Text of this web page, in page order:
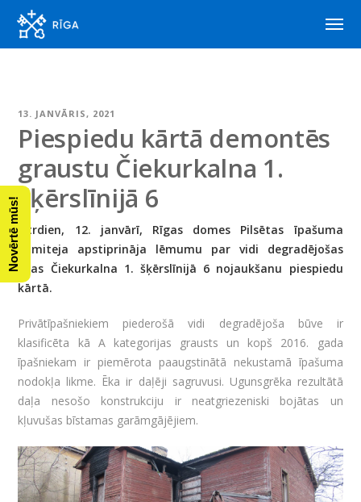
13. JANVĀRIS, 2021
Piespiedu kārtā demontēs
graustu Čiekurkalna 1.
šķērslīnijā 6
Otrdien, 12. janvārī, Rīgas domes Pilsētas īpašuma
komiteja apstiprināja lēmumu par vidi degradējošas
ēkas Čiekurkalna 1. šķērslīnijā 6 nojaukšanu piespiedu
kārtā.
Privātīpašniekiem piederošā vidi degradējoša būve ir
klasificēta kā A kategorijas grausts un kopš 2016. gada
īpašniekam ir piemērota paaugstinātā nekustamā īpašuma
nodokļa likme. Ēka ir daļēji sagruvusi. Ugunsgrēka rezultātā
daļa nesošo konstrukciju ir neatgriezeniski bojātas un
kļuvušas bīstamas garāmgājējiem.
Novērtē mūs!